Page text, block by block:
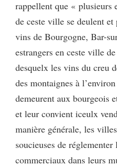
rappellent que « plusieurs
de ceste ville se deulent
vins de Bourgogne, Bar-
estrangers en ceste ville
desquelx les vins du creu
des montaignes à
demeurent aux bourgeois
et leur convient iceulx
manière générale, les
soucieuses de réglementer
commerciaux dans leurs